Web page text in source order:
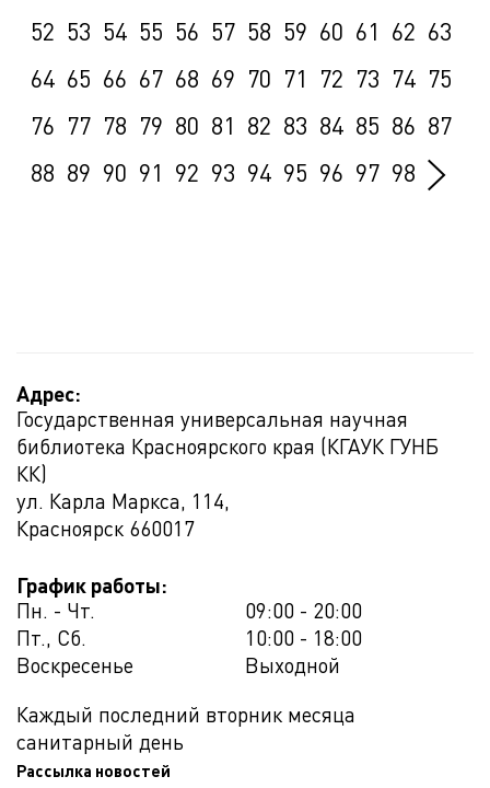
52 53 54 55 56 57 58 59 60 61 62 63
64 65 66 67 68 69 70 71 72 73 74 75
76 77 78 79 80 81 82 83 84 85 86 87
88 89 90 91 92 93 94 95 96 97 98
Адрес:
Государственная универсальная научная
библиотека Красноярского края (КГАУК ГУНБ
КК)
ул. Карла Маркса, 114,
Красноярск 660017
График работы:
Пн. - Чт.
09:00 - 20:00
Пт., Сб.
10:00 - 18:00
Воскресенье
Выходной
Каждый последний вторник месяца
санитарный день
Рассылка новостей